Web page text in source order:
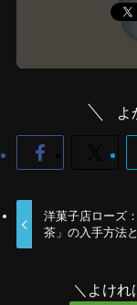
よ
洋菓子店ローズ
茶」の入手方法
＼よけれ